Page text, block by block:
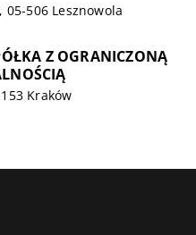
05-506 Lesznowola
Z OGRANICZONĄ
Kraków